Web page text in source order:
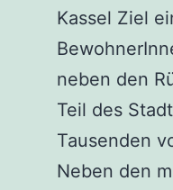
Kassel Ziel
neben den
Teil des
Tausenden
Neben den